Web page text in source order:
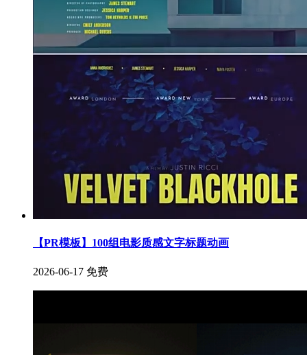
【PR模板】100组电影质感文字标题动画
2026-06-17 免费